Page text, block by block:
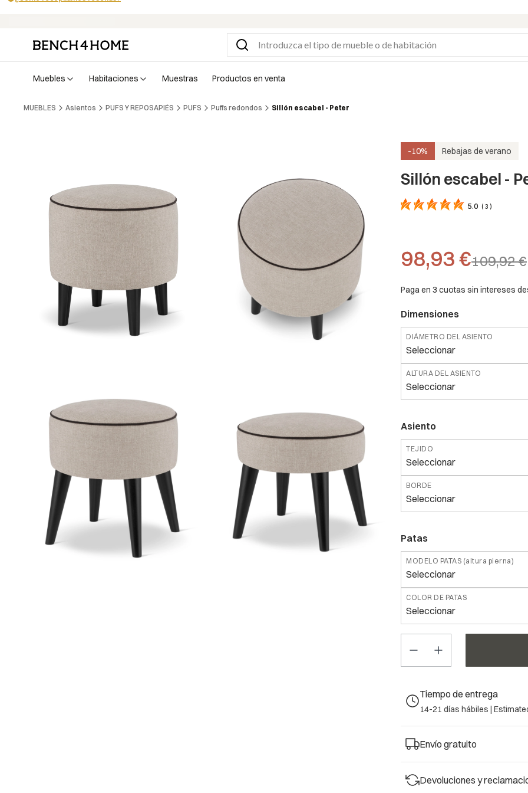
muebles habitaciones muestras productos en venta
MUEBLES Asientos PUFS Y REPOSAPIÉS PUFS Puffs redondos Sillón escabel - Peter
-10% Rebajas de verano
Sillón escabel -
5.0 ( 3 )
98,93 €109,92 €
Paga en 3 cuotas sin intereses
Dimensiones
DIÁMETRO DEL ASIENTO
Seleccionar
ALTURA DEL ASIENTO
Seleccionar
Asiento
TEJIDO
Seleccionar
BORDE
Seleccionar
Patas
MODELO PATAS (altura pierna)
Seleccionar
COLOR DE PATAS
Seleccionar
ALTURA DEL ASIENTO
Seleccionar
Seleccionar
Tiempo de entrega
14-21 días hábiles |
Envío gratuito
Devoluciones y